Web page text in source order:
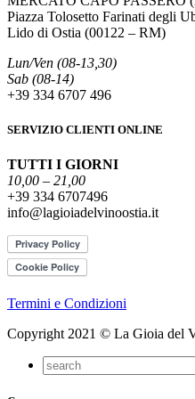
Piazza Tolosetto Farinati degli
Lido di Ostia (00122 – RM)
Lun/Ven (08-13,30)
Sab (08-14)
+39 334 6707 496
SERVIZIO CLIENTI ONLINE
TUTTI I GIORNI
10,00 – 21,00
+39 334 6707496
info@lagioiadelvinoostia.it
Termini e Condizioni
Copyright 2021 © La Gioia del